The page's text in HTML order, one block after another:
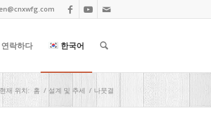
락하다 한국어
현재 위치: 홈 / 설계 및 추세 / 나뭇결